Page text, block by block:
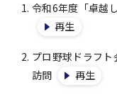
令和6年度「卓越
再生
プロ野球ドラフ
訪問
再生